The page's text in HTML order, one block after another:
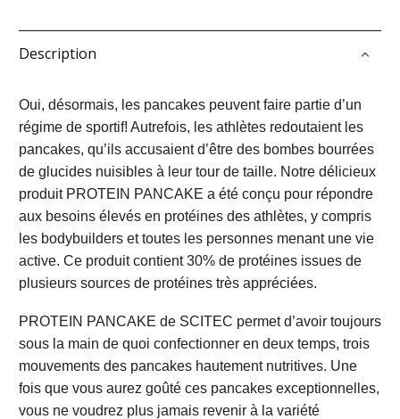
Description
Oui, désormais, les pancakes peuvent faire partie d’un
régime de sportif! Autrefois, les athlètes redoutaient les
pancakes, qu’ils accusaient d’être des bombes bourrées
de glucides nuisibles à leur tour de taille. Notre délicieux
produit PROTEIN PANCAKE a été conçu pour répondre
aux besoins élevés en protéines des athlètes, y compris
les bodybuilders et toutes les personnes menant une vie
active. Ce produit contient 30% de protéines issues de
plusieurs sources de protéines très appréciées.
PROTEIN PANCAKE de SCITEC permet d’avoir toujours
sous la main de quoi confectionner en deux temps, trois
mouvements des pancakes hautement nutritives. Une
fois que vous aurez goûté ces pancakes exceptionnelles,
vous ne voudrez plus jamais revenir à la variété